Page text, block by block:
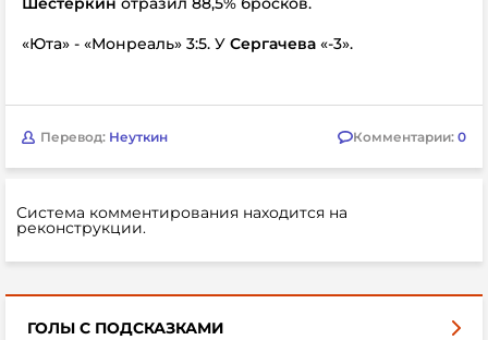
«Юта» - «Монреаль» 3:5. У Сергачева «-3».
Перевод: Неуткин Комментарии: 0
Система комментирования находится на
реконструкции.
ГОЛЫ С ПОДСКАЗКАМИ